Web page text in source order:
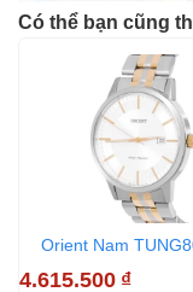
Có thể bạn cũng
Orient Nam
4.615.500 ₫